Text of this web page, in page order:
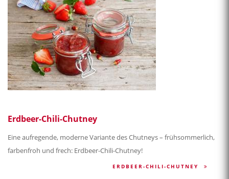
Erdbeer-Chili-Chutney
Eine aufregende, moderne Variante des Chutneys – frühsommerlich,
farbenfroh und frech: Erdbeer-Chili-Chutney!
ERDBEER-CHILI-CHUTNEY